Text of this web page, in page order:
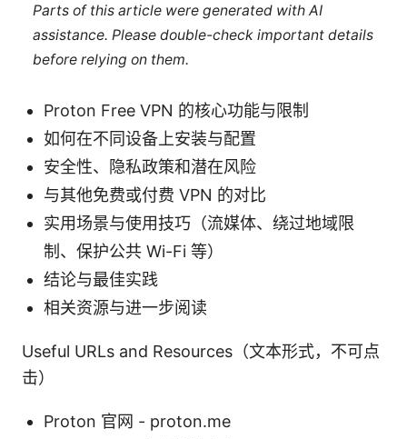
Parts of this article were generated with AI
assistance. Please double-check important details
before relying on them.
Proton Free VPN 的核心功能与限制
如何在不同设备上安装与配置
安全性、隐私政策和潜在风险
与其他免费或付费 VPN 的对比
实用场景与使用技巧（流媒体、绕过地域限
制、保护公共 Wi-Fi 等）
结论与最佳实践
相关资源与进一步阅读
Useful URLs and Resources（文本形式，不可点
击）
Proton 官网 - proton.me